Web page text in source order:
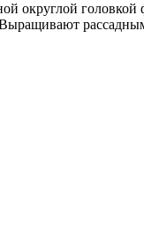
округлой